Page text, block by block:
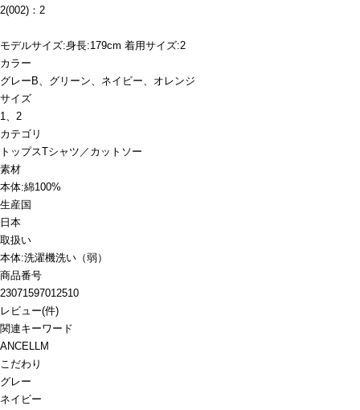
2(002)：2
モデルサイズ:身長:179cm 着用サイズ:2
カラー
グレーB、グリーン、ネイビー、オレンジ
サイズ
1、2
カテゴリ
トップスTシャツ／カットソー
素材
本体:綿100%
生産国
日本
取扱い
本体:洗濯機洗い（弱）
商品番号
23071597012510
レビュー(件)
関連キーワード
ANCELLM
こだわり
グレー
ネイビー